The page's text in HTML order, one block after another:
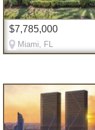
$7,785,000
Miami, FL